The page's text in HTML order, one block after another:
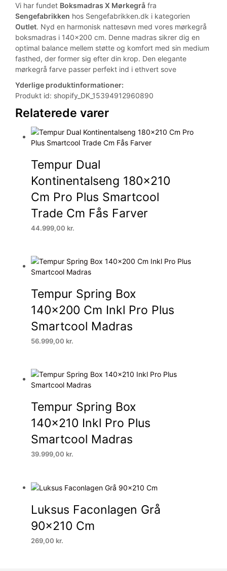
Vi har fundet Boksmadras X Mørkegrå fra
Sengefabrikken hos Sengefabrikken.dk i kategorien
Outlet. Nyd en harmonisk nattesøvn med vores mørkegrå
boksmadras i 140×200 cm. Denne madras sikrer dig en
optimal balance mellem støtte og komfort med sin medium
fasthed, der former sig efter din krop. Den elegante
mørkegrå farve passer perfekt ind i ethvert sove
Yderlige produktinformationer:
Produkt id: shopify_DK_15394912960890
Relaterede varer
Tempur Dual
Kontinentalseng 180×210
Cm Pro Plus Smartcool
Trade Cm Fås Farver
44.999,00 kr.
Tempur Spring Box
140×200 Cm Inkl Pro Plus
Smartcool Madras
56.999,00 kr.
Tempur Spring Box
140×210 Inkl Pro Plus
Smartcool Madras
39.999,00 kr.
Luksus Faconlagen Grå
90×210 Cm
269,00 kr.